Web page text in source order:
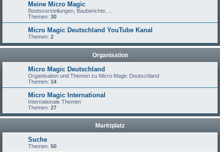
Meine Micro Magic
Bootsvorstellungen, Bauberichte, ...
Themen: 30
Micro Magic Deutschland YouTube Kanal
Themen: 2
Organisation
Micro Magic Deutschland
Organisation und Themen zu Micro Magic Deutschland
Themen: 14
Micro Magic International
Internationale Themen
Themen: 27
Marktplatz
Suche
Themen: 50